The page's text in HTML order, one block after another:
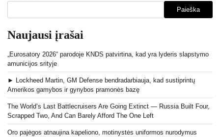
Paieška
Naujausi įrašai
„Eurosatory 2026“ parodoje KNDS patvirtina, kad yra lyderis slapstymo
amunicijos srityje
► Lockheed Martin, GM Defense bendradarbiauja, kad sustiprintų
Amerikos gamybos ir gynybos pramonės bazę
The World’s Last Battlecruisers Are Going Extinct — Russia Built Four,
Scrapped Two, And Can Barely Afford The One Left
Oro pajėgos atnaujina kapeliono, motinystės uniformos nurodymus